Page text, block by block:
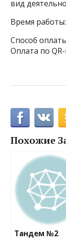
вид
Время
Способ
Оплата по
Похожие
Тандем №2